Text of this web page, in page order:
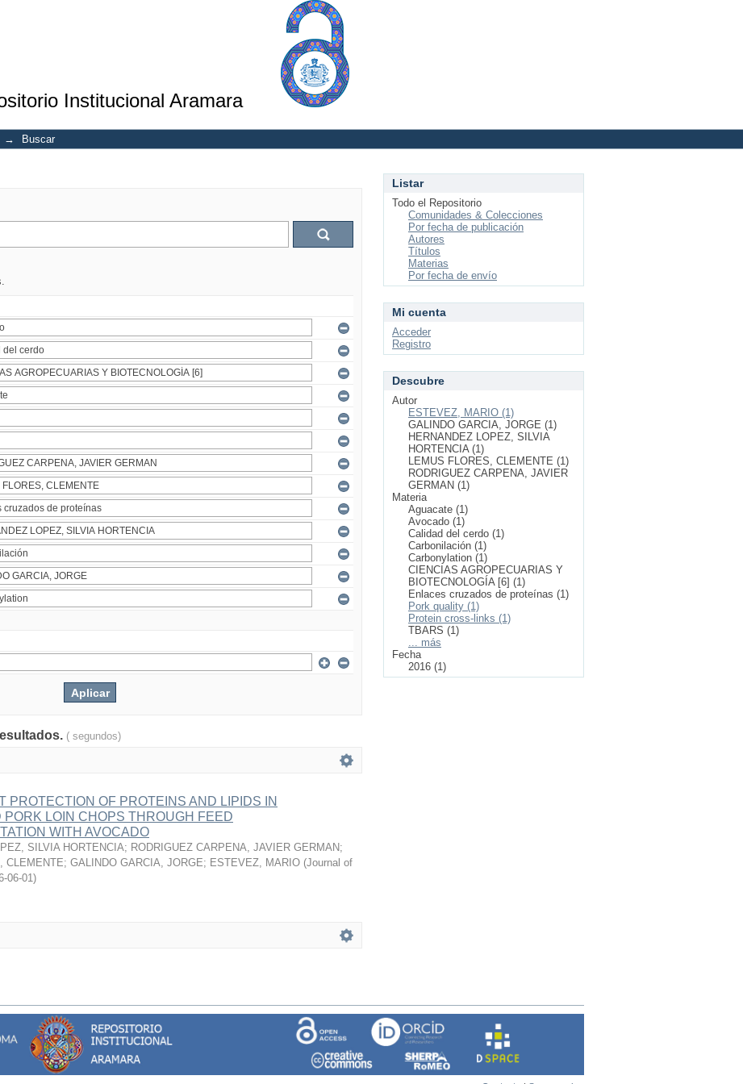
Institucional Aramara
→ Buscar
( segundos)
PROTECTION OF PROTEINS AND LIPIDS IN
PORK LOIN CHOPS THROUGH FEED
WITH AVOCADO
SILVIA HORTENCIA; RODRIGUEZ CARPENA, JAVIER GERMAN;
CLEMENTE; GALINDO GARCIA, JORGE; ESTEVEZ, MARIO (Journal of
06-01)
Listar
Todo el Repositorio
Comunidades & Colecciones
Por fecha de publicación
Autores
Títulos
Materias
Por fecha de envío
Mi cuenta
Acceder
Registro
Descubre
Autor
ESTEVEZ, MARIO (1)
GALINDO GARCIA, JORGE (1)
HERNANDEZ LOPEZ, SILVIA
HORTENCIA (1)
LEMUS FLORES, CLEMENTE (1)
RODRIGUEZ CARPENA, JAVIER
GERMAN (1)
Materia
Aguacate (1)
Avocado (1)
Calidad del cerdo (1)
Carbonilación (1)
Carbonylation (1)
CIENCIAS AGROPECUARIAS Y
BIOTECNOLOGÍA [6] (1)
Enlaces cruzados de proteínas (1)
Pork quality (1)
Protein cross-links (1)
TBARS (1)
... más
Fecha
2016 (1)